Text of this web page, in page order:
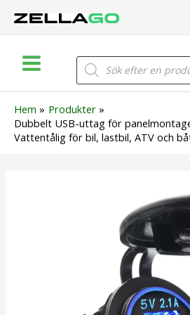
Menu
Products
search
Hem
Produkter
Dubbelt USB-uttag för
Vattentålig för bil, lastbil, ATV och